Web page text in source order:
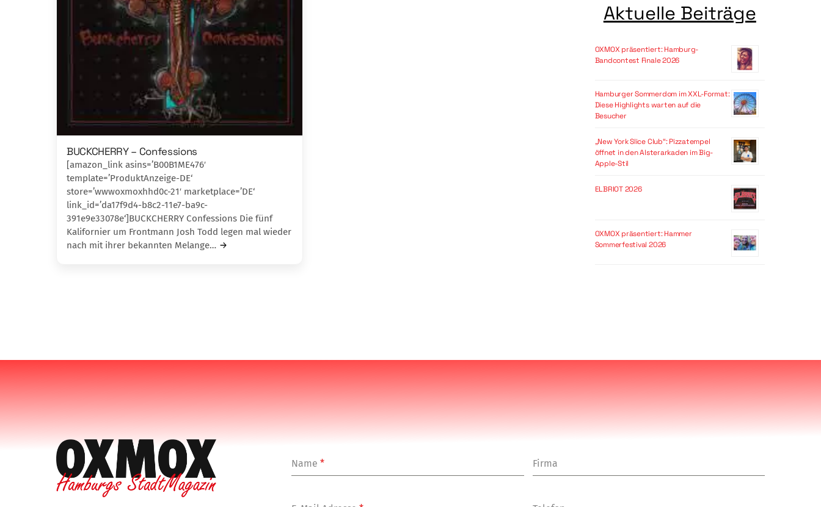
BUCKCHERRY – Confessions
[amazon_link asins=’B00B1ME476′
template=’ProduktAnzeige-DE‘
store=’wwwoxmoxhhd0c-21′ marketplace=’DE‘
link_id=’da17f9d4-b8c2-11e7-ba9c-
391e9e33078e‘]BUCKCHERRY Confessions Die fünf
Kalifornier um Frontmann Josh Todd legen mal wieder
nach mit ihrer bekannten Melange…
Aktuelle Beiträge
OXMOX präsentiert: Hamburg-
Bandcontest Finale 2026
Hamburger Sommerdom im XXL-Format:
Diese Highlights warten auf die
Besucher
„New York Slice Club“: Pizzatempel
öffnet in den Alsterarkaden im Big-
Apple-Stil
ELBRIOT 2026
OXMOX präsentiert: Hammer
Sommerfestival 2026
Name* Firma